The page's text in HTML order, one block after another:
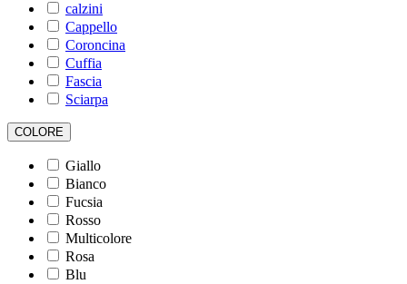
calzini
Cappello
Coroncina
Cuffia
Fascia
Sciarpa
COLORE
Giallo
Bianco
Fucsia
Rosso
Multicolore
Rosa
Blu